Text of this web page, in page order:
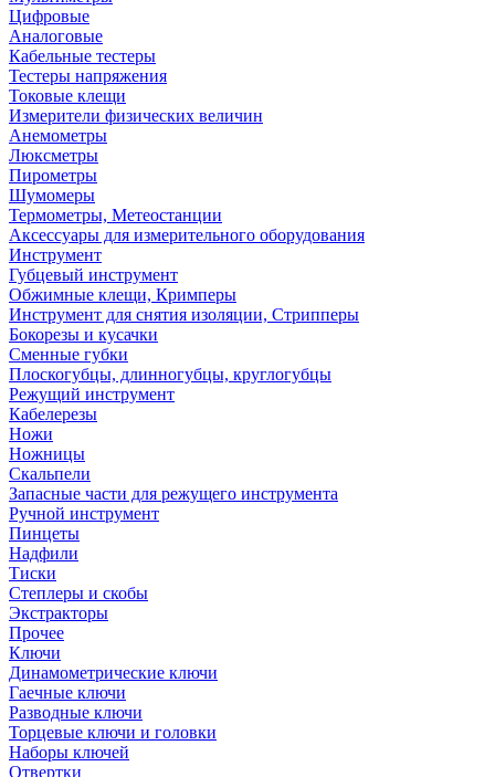
Цифровые
Аналоговые
Кабельные тестеры
Тестеры напряжения
Токовые клещи
Измерители физических величин
Анемометры
Люксметры
Пирометры
Шумомеры
Термометры, Метеостанции
Аксессуары для измерительного оборудования
Инструмент
Губцевый инструмент
Обжимные клещи, Кримперы
Инструмент для снятия изоляции, Стрипперы
Бокорезы и кусачки
Сменные губки
Плоскогубцы, длинногубцы, круглогубцы
Режущий инструмент
Кабелерезы
Ножи
Ножницы
Скальпели
Запасные части для режущего инструмента
Ручной инструмент
Пинцеты
Надфили
Тиски
Степлеры и скобы
Экстракторы
Прочее
Ключи
Динамометрические ключи
Гаечные ключи
Разводные ключи
Торцевые ключи и головки
Наборы ключей
Отвертки